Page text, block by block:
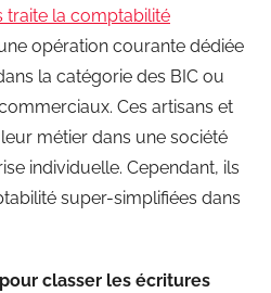
traite la comptabilité
opération courante dédiée
la catégorie des BIC ou
Ces artisans et
métier dans une société
individuelle. Cependant, ils
super-simplifiées dans
classer les écritures